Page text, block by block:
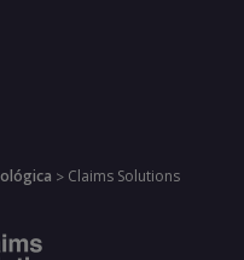
> Claims Solutions